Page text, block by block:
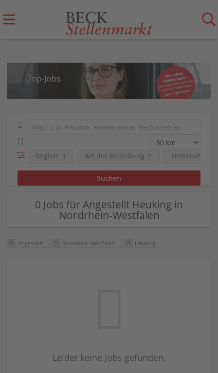
Region Art der Anstellung Unternehmen
0 Jobs für Angestellt Heuking in
Nordrhein-Westfalen
Angestellt Nordrhein-Westfalen Heuking
Leider keine Jobs gefunden.